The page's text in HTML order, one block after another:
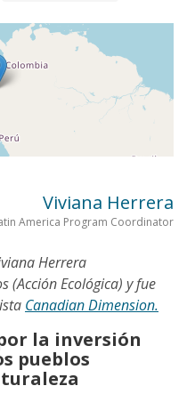
Viviana Herrera
America Program Coordinator
Herrera
(Acción Ecológica) y fue
Canadian Dimension.
la inversión
pueblos